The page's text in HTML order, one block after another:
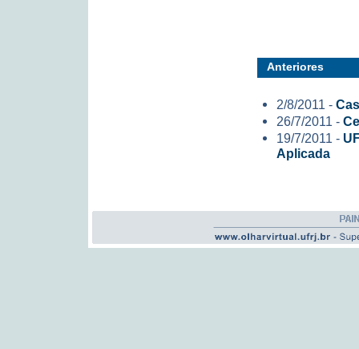
Anteriores
2/8/2011 -
26/7/2011 -
19/7/2011 -
Aplicada